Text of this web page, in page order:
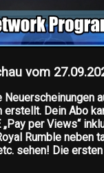
vom
erstellt. Dein Abo
per Views“
Rumble neben
sehen! Die